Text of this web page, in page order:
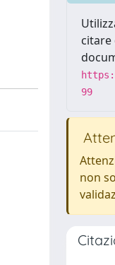
citare
99
non